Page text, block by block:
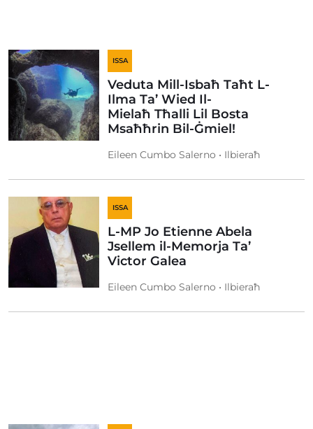
ISSA
Veduta Mill-Isbaħ Taħt L-
Ilma Ta’ Wied Il-
Mielaħ Tħalli Lil Bosta
Msaħħrin Bil-Ġmiel!
Eileen Cumbo Salerno • Ilbieraħ
ISSA
L-MP Jo Etienne Abela
Jsellem il-Memorja Ta’
Victor Galea
Eileen Cumbo Salerno • Ilbieraħ